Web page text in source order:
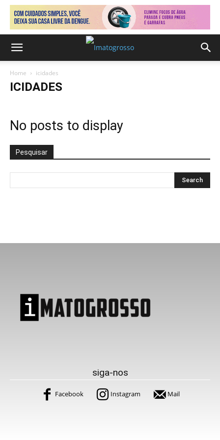
Home icidades
ICIDADES
No posts to display
Pesquisar
siga-nos
Facebook Instagram Mail